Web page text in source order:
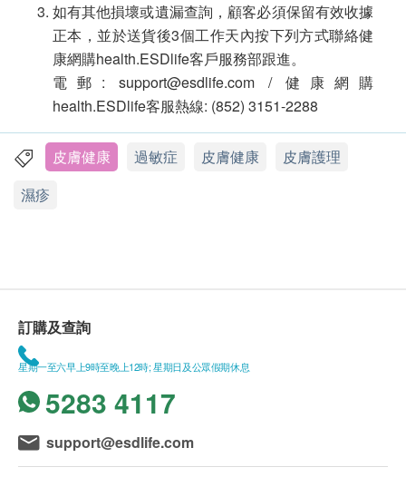
如有其他損壞或遺漏查詢，顧客必須保留有效收據
正本，並於送貨後3個工作天內按下列方式聯絡健
康網購health.ESDlife客戶服務部跟進。
電郵: support@esdlife.com / 健康網購
health.ESDlife客服熱線: (852) 3151-2288
皮膚健康 過敏症 皮膚健康
皮膚護理
濕疹
訂購及查詢
星期一至六早上9時至晚上12時; 星期日及公眾假期休息
5283 4117
support@esdlife.com